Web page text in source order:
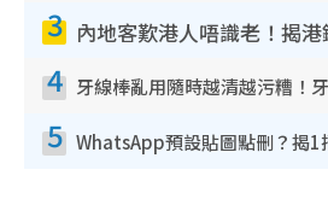
3
4
5